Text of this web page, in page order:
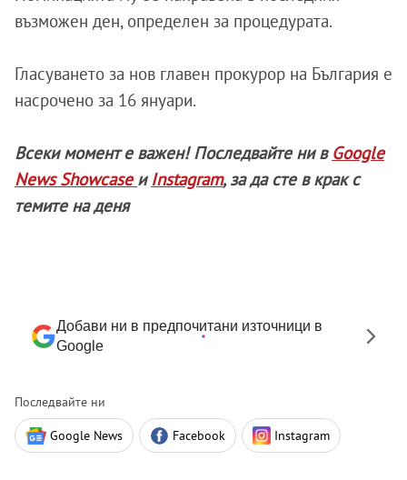
възможен ден, определен за процедурата.
Гласуването за нов главен прокурор на България е
насрочено за 16 януари.
Всеки момент е важен! Последвайте ни в Google
News Showcaseи Instagram, за да сте в крак с
темите на деня
Добави ни в предпочитани източници в
Google
Последвайте ни
Google News Facebook Instagram